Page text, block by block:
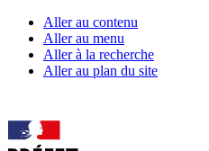
Aller au contenu
Aller au menu
Aller à la recherche
Aller au plan du site